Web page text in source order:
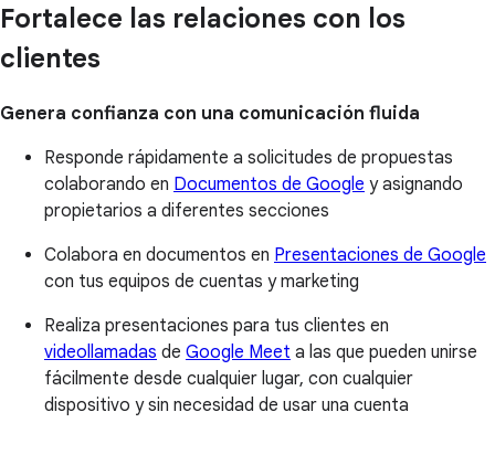
Fortalece las relaciones con los
clientes
Genera confianza con una comunicación fluida
Responde rápidamente a solicitudes de propuestas
colaborando en Documentos de Google y asignando
propietarios a diferentes secciones
Colabora en documentos en Presentaciones de Google
con tus equipos de cuentas y marketing
Realiza presentaciones para tus clientes en
videollamadas de Google Meet a las que pueden unirse
fácilmente desde cualquier lugar, con cualquier
dispositivo y sin necesidad de usar una cuenta